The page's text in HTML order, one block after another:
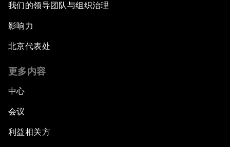
我们的领导团队与组织治理
影响力
北京代表处
更多内容
中心
会议
利益相关方